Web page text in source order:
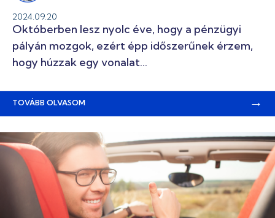
2024.09.20
Októberben lesz nyolc éve, hogy a pénzügyi
pályán mozgok, ezért épp időszerűnek érzem,
hogy húzzak egy vonalat...
TOVÁBB OLVASOM →